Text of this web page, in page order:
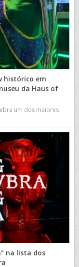
histórico em
da Haus of
um dos maiores
na lista dos